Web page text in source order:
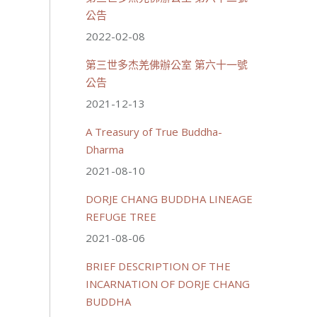
公告
2022-02-08
第三世多杰羌佛辦公室 第六十一號
公告
2021-12-13
A Treasury of True Buddha-
Dharma
2021-08-10
DORJE CHANG BUDDHA LINEAGE
REFUGE TREE
2021-08-06
BRIEF DESCRIPTION OF THE
INCARNATION OF DORJE CHANG
BUDDHA